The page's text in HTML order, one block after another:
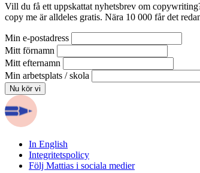
Vill du få ett uppskattat nyhetsbrev om
copy me är alldeles gratis. Nära 10 000 får det
Min e-postadress
Mitt förnamn
Mitt efternamn
Min arbetsplats / skola
In English
Integritetspolicy
Följ Mattias i sociala medier